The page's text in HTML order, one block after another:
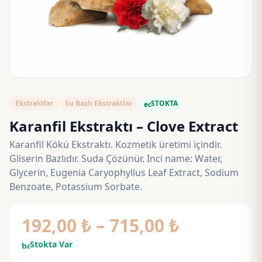
Ekstraktlar Su Bazlı Ekstraktlar ecoSTOKTA
Karanfil Ekstraktı – Clove Extract
Karanfil Kökü Ekstraktı. Kozmetik üretimi içindir.
Gliserin Bazlıdır. Suda Çözünür. Inci name: Water,
Glycerin, Eugenia Caryophyllus Leaf Extract, Sodium
Benzoate, Potassium Sorbate.
192,00 ₺ – 715,00 ₺Fiyat
boltStokta Var